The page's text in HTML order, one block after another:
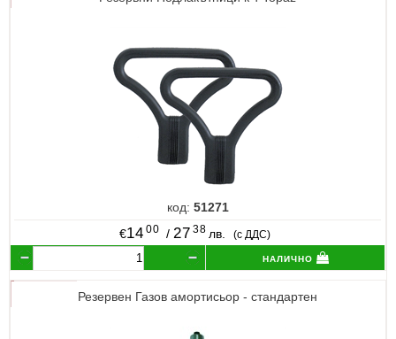
код: 51271
€14 00 / 27 38 лв. (с ДДС)
налично
Резервен Газов амортисьор - стандартен